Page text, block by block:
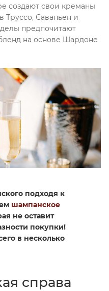
создают свои креманы
Труссо, Саваньен и
предпочитают
на основе Шардоне
подходя к
шампанское
не оставит
покупки!
в несколько
справа